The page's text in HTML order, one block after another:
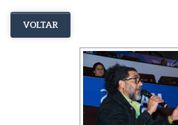
VOLTAR